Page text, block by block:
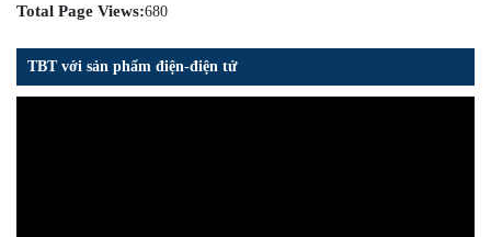
Total Page Views:680
TBT với sản phẩm điện-điện tử